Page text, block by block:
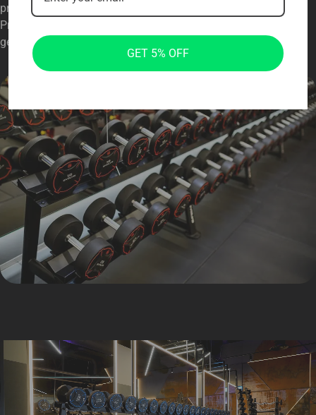
präzise und schrittweise Gewichtszunahme, die eine nahtlose
Progression bei den Fitnessübungen Ihrer Mitglieder
gewährleistet.
GET 5% OFF